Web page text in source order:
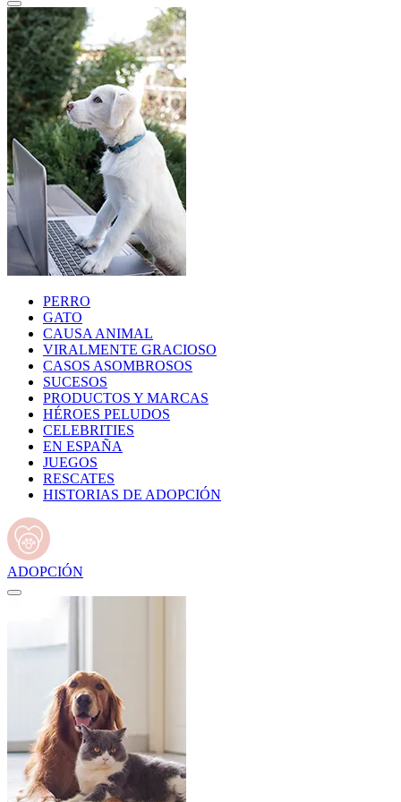
PERRO
GATO
CAUSA ANIMAL
VIRALMENTE GRACIOSO
CASOS ASOMBROSOS
SUCESOS
PRODUCTOS Y MARCAS
HÉROES PELUDOS
CELEBRITIES
EN ESPAÑA
JUEGOS
RESCATES
HISTORIAS DE ADOPCIÓN
ADOPCIÓN